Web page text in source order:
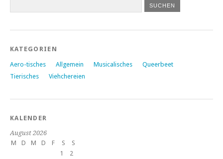
KATEGORIEN
Aero-tisches Allgemein Musicalisches
Queerbeet
Tierisches
Viehchereien
KALENDER
August 2026
M
D M D F S
S
1
2